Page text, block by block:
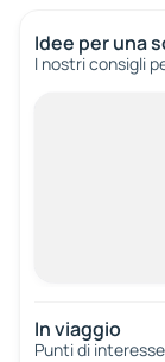
Idee per una
I nostri consigli
In viaggio
Punti di